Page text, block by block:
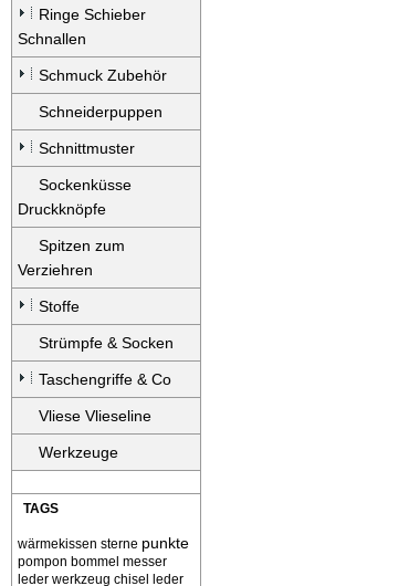
Ringe Schieber
Schnallen
Schmuck Zubehör
Schneiderpuppen
Schnittmuster
Sockenküsse
Druckknöpfe
Spitzen zum
Verziehren
Stoffe
Strümpfe & Socken
Taschengriffe & Co
Vliese Vlieseline
Werkzeuge
TAGS
wärmekissen sterne punkte
pompon bommel messer
leder werkzeug chisel
leder